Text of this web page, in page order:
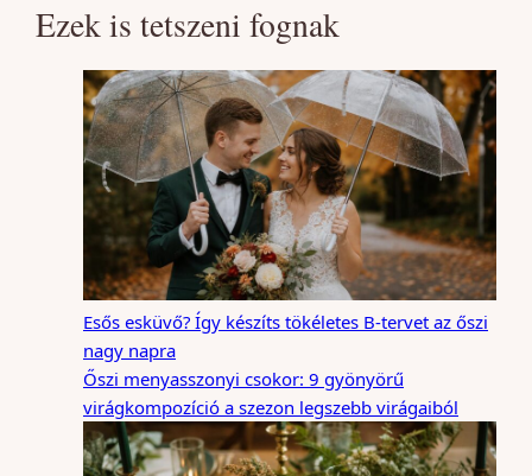
Ezek is tetszeni fognak
Esős esküvő? Így készíts tökéletes B-tervet az őszi
nagy napra
Őszi menyasszonyi csokor: 9 gyönyörű
virágkompozíció a szezon legszebb virágaiból